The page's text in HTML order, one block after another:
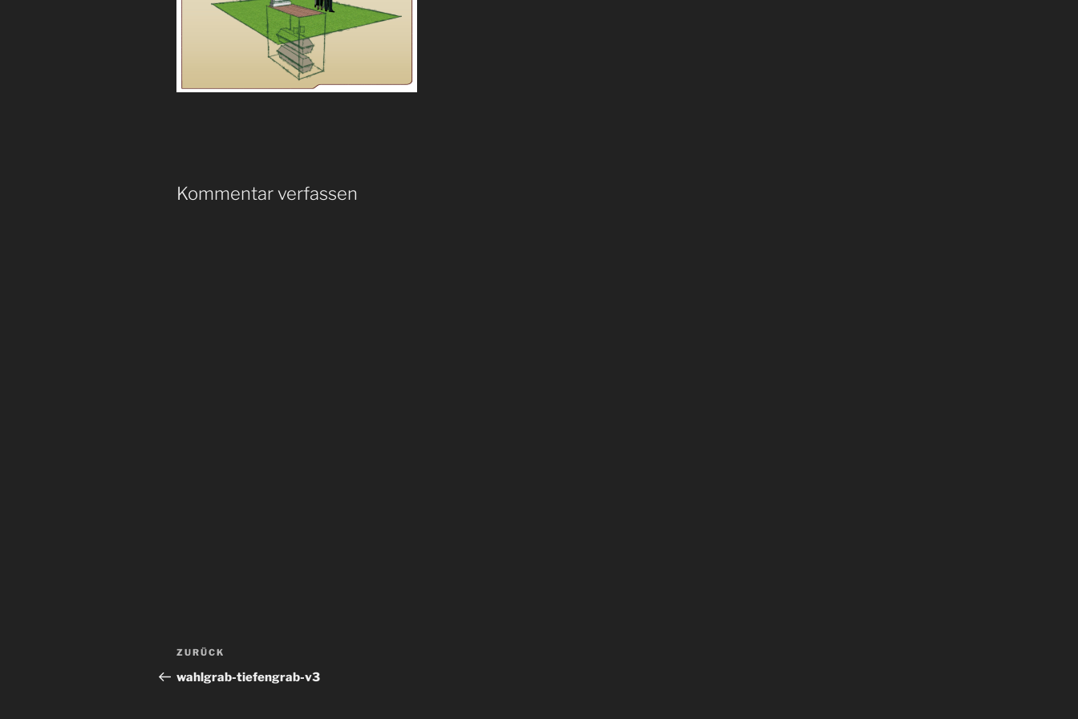
Kommentar verfassen
Beitragsnavigation
Vorheriger
Beitrag
ZURÜCK
wahlgrab-tiefengrab-v3